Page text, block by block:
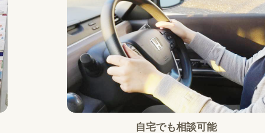
自宅でも相談可能